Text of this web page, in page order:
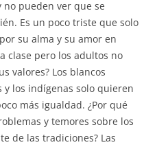
pueden ver que se
Es un poco triste que solo
su alma y su amor en
clase pero los adultos no
valores? Los blancos
los indígenas solo quieren
más igualdad. ¿Por qué
y temores sobre los
de las tradiciones? Las